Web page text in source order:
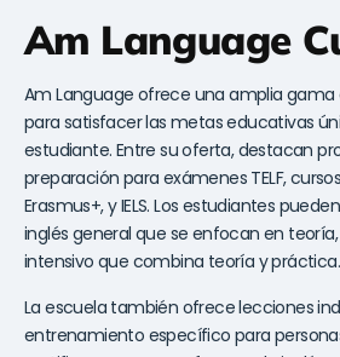
Am Language
Am Language ofrece una amplia gama
para satisfacer las metas educativas
estudiante. Entre su oferta, destacan
preparación para exámenes TELF,
Erasmus+, y IELS. Los estudiantes
inglés general que se enfocan en
intensivo que combina teoría y práctica.
La escuela también ofrece lecciones
entrenamiento específico para